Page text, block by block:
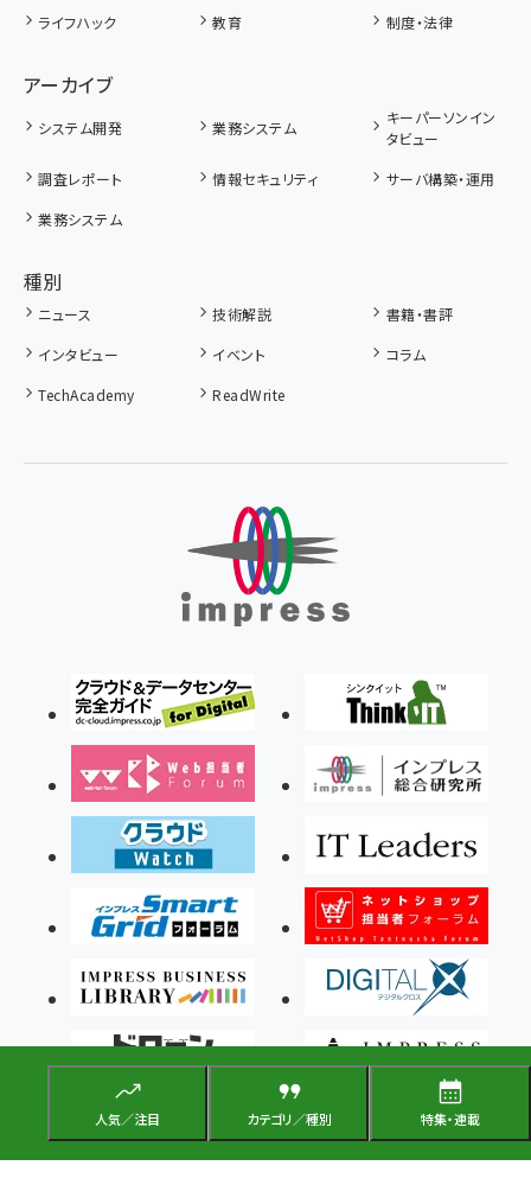
人気／注目 カテゴリ／種別 特集・連載
ライフハック
教育 制度・法律
アーカイブ
システム開発 業務システム
キーパーソンイン
タビュー
調査レポート
情報セキュリティ
サーバ構築・運用
業務システム
種別
ニュース 技術解説
書籍・書評
インタビュー
イベント
コラム
TechAcademy
ReadWrite